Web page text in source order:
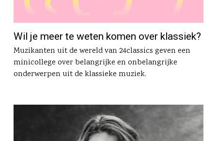
Wil je meer te weten komen over klassiek?
Muzikanten uit de wereld van 24classics geven een
minicollege over belangrijke en onbelangrijke
onderwerpen uit de klassieke muziek.